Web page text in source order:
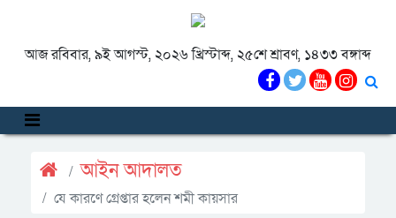
আজ রবিবার, ৯ই আগস্ট, ২০২৬ খ্রিস্টাব্দ, ২৫শে শ্রাবণ, ১৪৩৩ বঙ্গাব্দ
আইন আদালত
যে কারণে গ্রেপ্তার হলেন শমী কায়সার